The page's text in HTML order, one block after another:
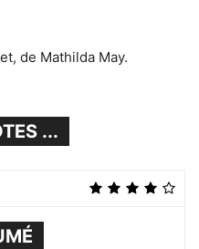
de Mathilda May.
...